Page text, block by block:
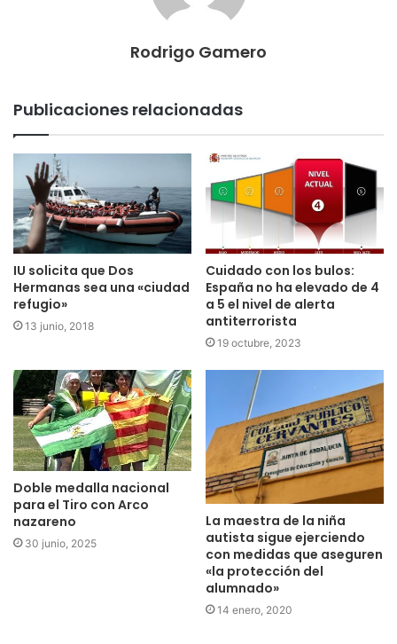
Rodrigo Gamero
Publicaciones relacionadas
IU solicita que Dos
Hermanas sea una «ciudad
refugio»
13 junio, 2018
Cuidado con los bulos:
España no ha elevado de 4
a 5 el nivel de alerta
antiterrorista
19 octubre, 2023
Doble medalla nacional
para el Tiro con Arco
nazareno
30 junio, 2025
La maestra de la niña
autista sigue ejerciendo
con medidas que aseguren
«la protección del
alumnado»
14 enero, 2020